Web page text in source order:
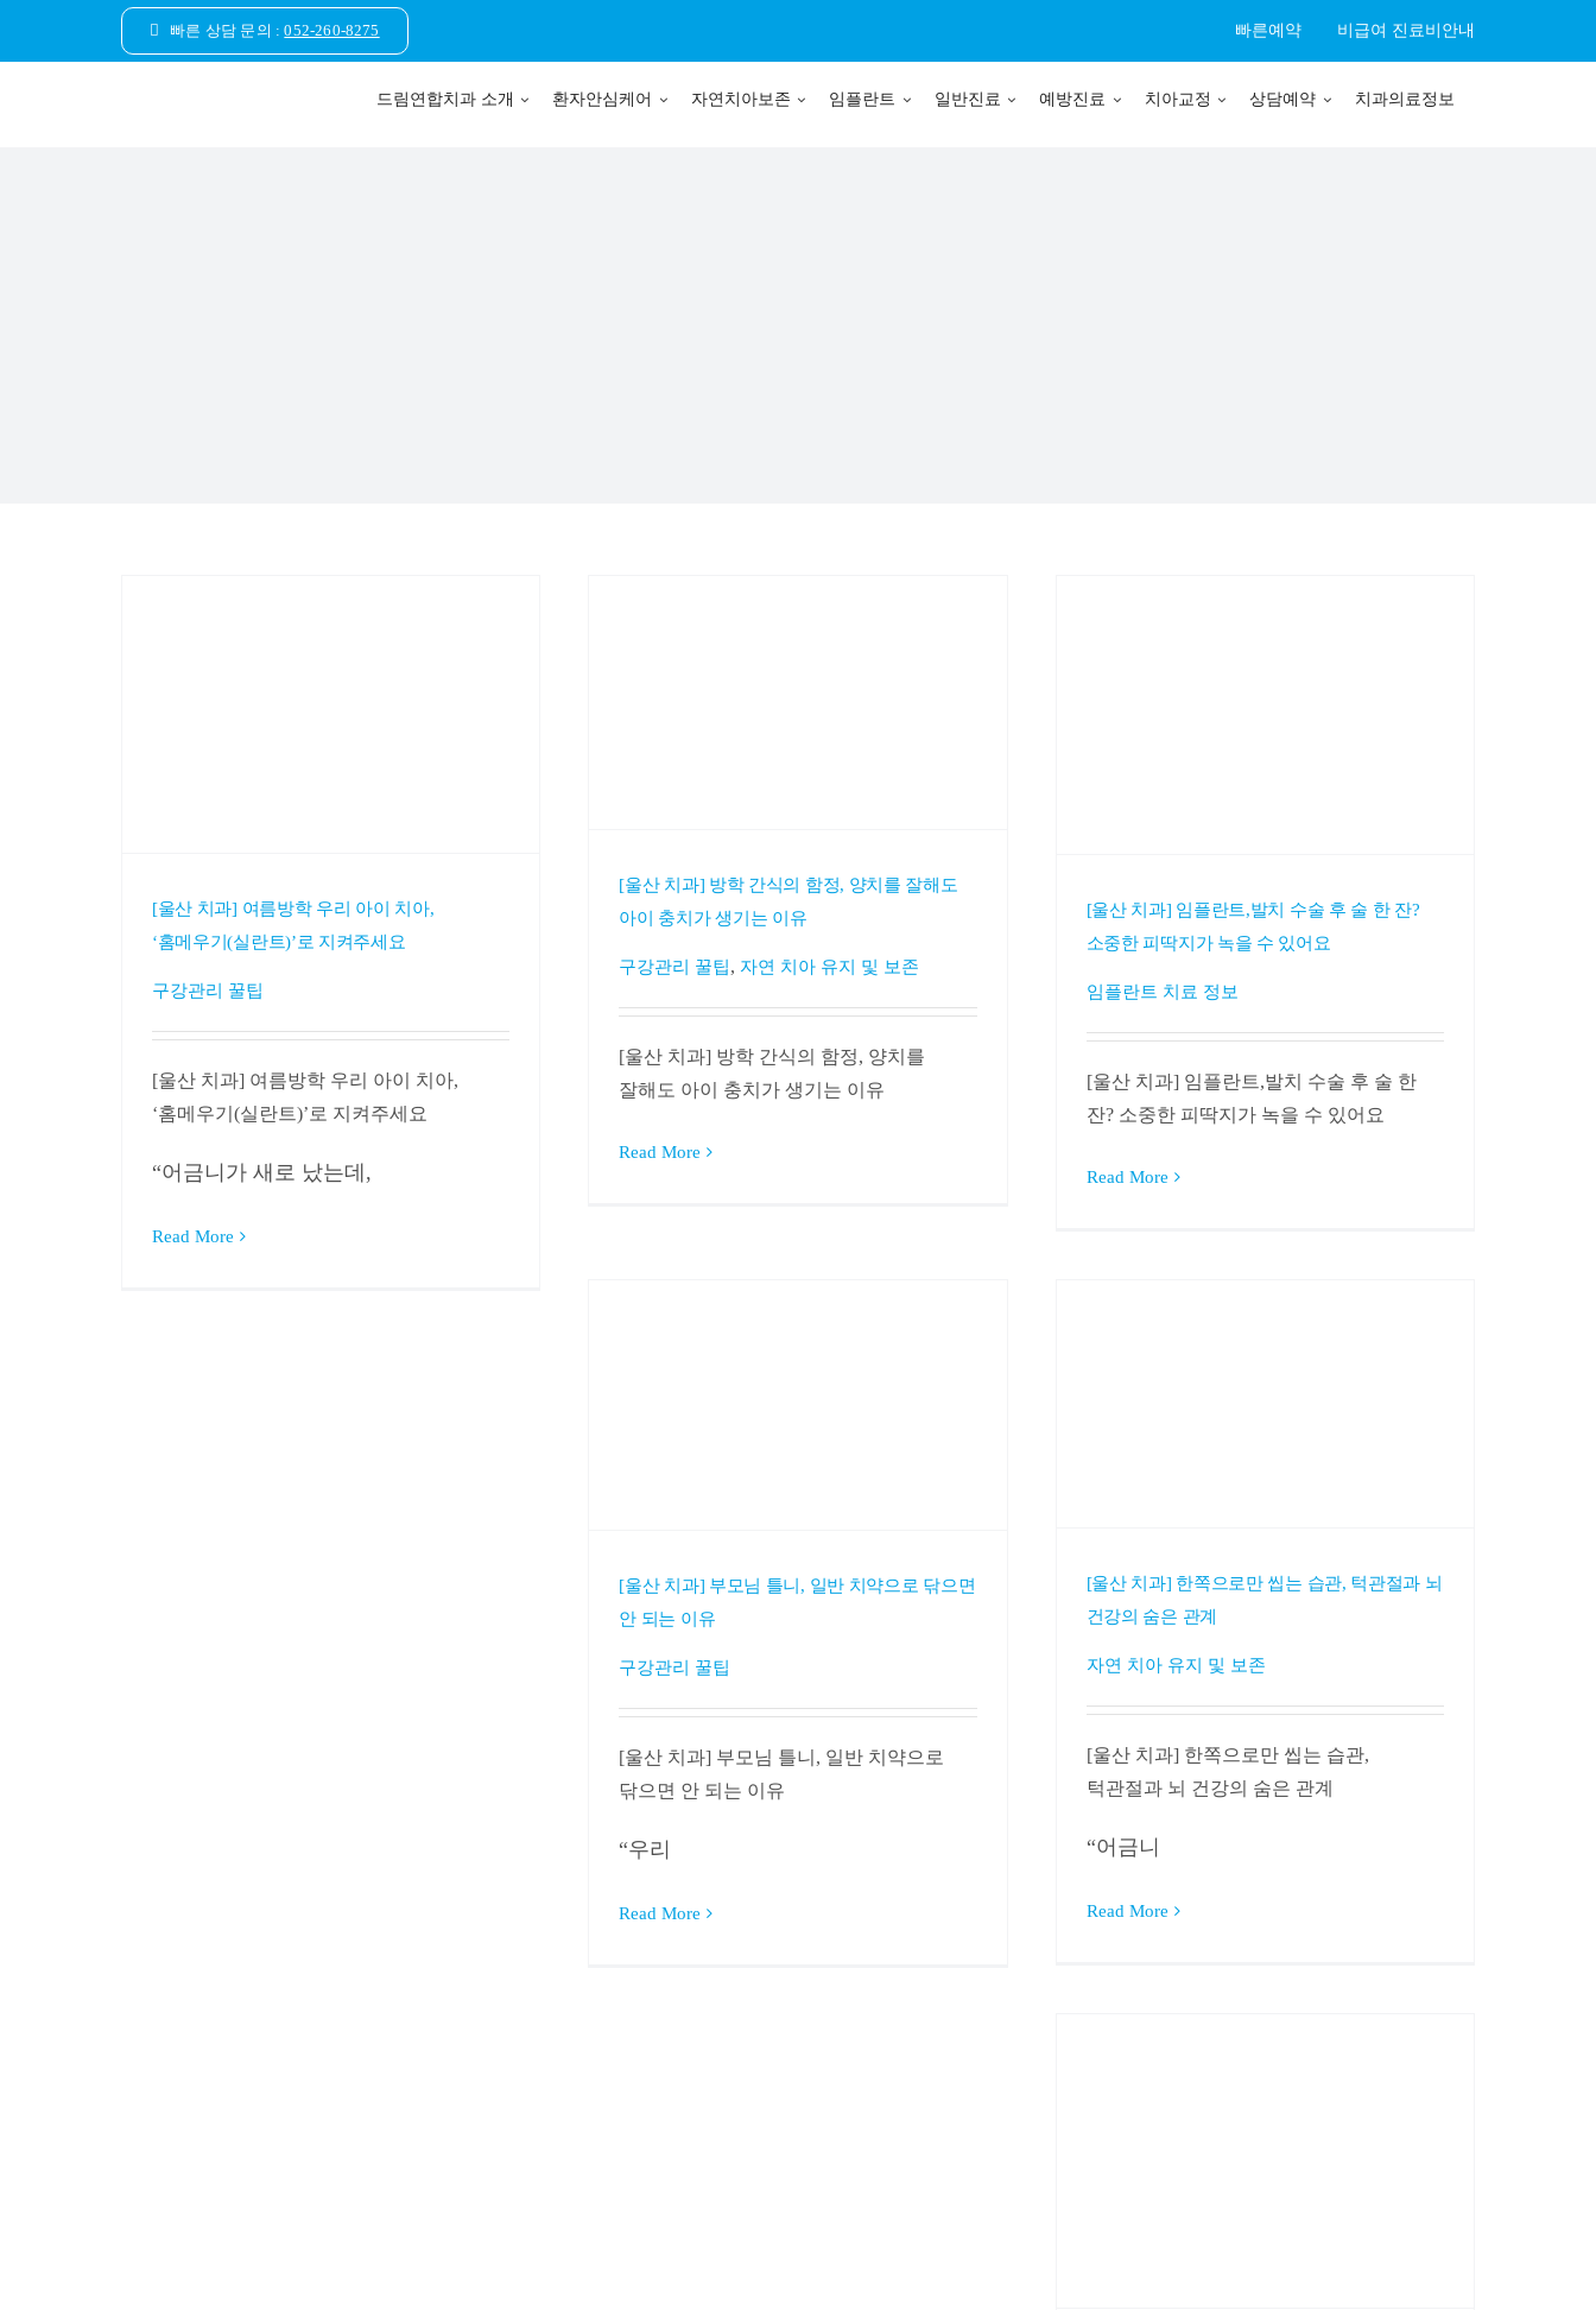
빠른 상담 문의 :052-260-8275 빠른예약 비급여 진료비안내
드림연합치과 소개 환자안심케어 자연치아보존 임플란트 일반진료 예방진료 치아교정 상담예약 치과의료정보
[울산 치과] 여름방학 우리 아이 치아,
‘홈메우기(실란트)’로 지켜주세요
구강관리 꿀팁
[울산 치과] 여름방학 우리 아이 치아,
‘홈메우기(실란트)’로 지켜주세요
“어금니가 새로 났는데,
Read More
[울산 치과] 방학 간식의 함정, 양치를 잘해도
아이 충치가 생기는 이유
구강관리 꿀팁, 자연 치아 유지 및 보존
[울산 치과] 방학 간식의 함정, 양치를
잘해도 아이 충치가 생기는 이유
Read More
[울산 치과] 임플란트,발치 수술 후 술 한 잔?
소중한 피딱지가 녹을 수 있어요
임플란트 치료 정보
[울산 치과] 임플란트,발치 수술 후 술 한
잔? 소중한 피딱지가 녹을 수 있어요
Read More
[울산 치과] 부모님 틀니, 일반 치약으로 닦으면
안 되는 이유
구강관리 꿀팁
[울산 치과] 부모님 틀니, 일반 치약으로
닦으면 안 되는 이유
“우리
Read More
[울산 치과] 한쪽으로만 씹는 습관, 턱관절과 뇌
건강의 숨은 관계
자연 치아 유지 및 보존
[울산 치과] 한쪽으로만 씹는 습관,
턱관절과 뇌 건강의 숨은 관계
“어금니
Read More